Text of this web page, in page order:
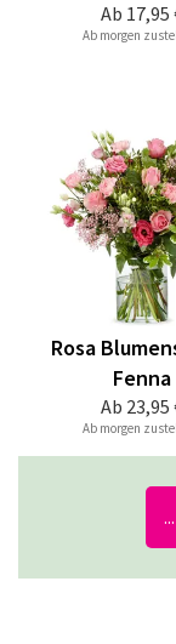
Ab 17,95
Ab morgen
Ab 23,95
Rosa
Fenna
Ab morgen